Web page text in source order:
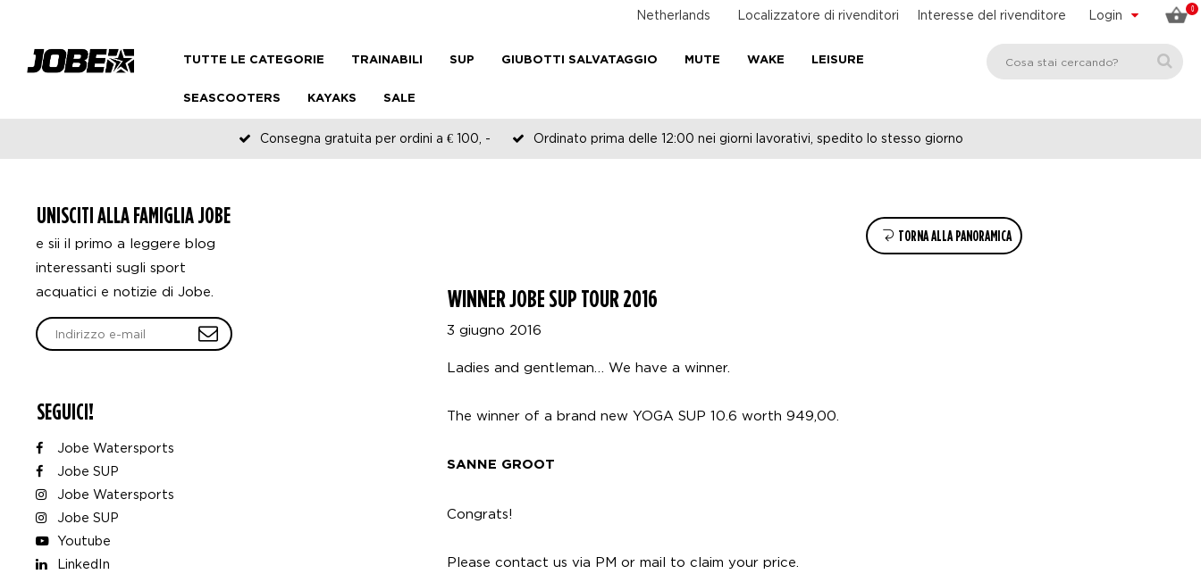
0
Login
Interesse del rivenditore
Localizzatore di rivenditori
Netherlands
TUTTE LE CATEGORIE TRAINABILI SUP GIUBOTTI SALVATAGGIO MUTE WAKE LEISURE
SEASCOOTERS KAYAKS SALE
Consegna gratuita per ordini a € 100, - Ordinato prima delle 12:00 nei giorni lavorativi, spedito lo stesso giorno
UNISCITI ALLA FAMIGLIA JOBE
e sii il primo a leggere blog
interessanti sugli sport
acquatici e notizie di Jobe.
SEGUICI!
Jobe Watersports
Jobe SUP
Jobe Watersports
Jobe SUP
Youtube
LinkedIn
TORNA ALLA PANORAMICA
WINNER JOBE SUP TOUR 2016
3 giugno 2016
Ladies and gentleman… We have a winner.
The winner of a brand new YOGA SUP 10.6 worth 949,00.
SANNE GROOT
Congrats!
Please contact us via PM or mail to claim your price.